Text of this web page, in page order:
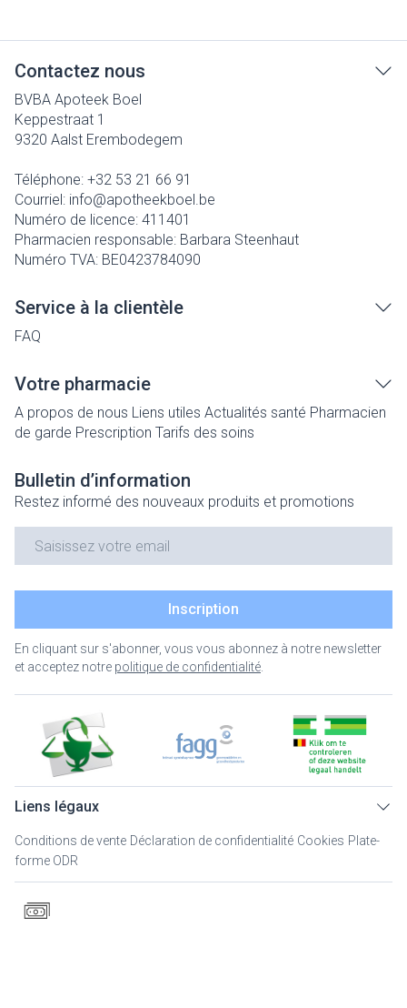
Contactez nous
BVBA Apoteek Boel
Keppestraat 1
9320 Aalst Erembodegem
Téléphone: +32 53 21 66 91
Courriel: info@apotheekboel.be
Numéro de licence: 411401
Pharmacien responsable: Barbara Steenhaut
Numéro TVA: BE0423784090
Service à la clientèle
FAQ
Votre pharmacie
A propos de nous Liens utiles Actualités santé Pharmacien
de garde Prescription Tarifs des soins
Bulletin d’information
Restez informé des nouveaux produits et promotions
Inscription
En cliquant sur s'abonner, vous vous abonnez à notre newsletter
et acceptez notre politique de confidentialité
Liens légaux
Conditions de vente Déclaration de confidentialité Cookies Plate-
forme ODR